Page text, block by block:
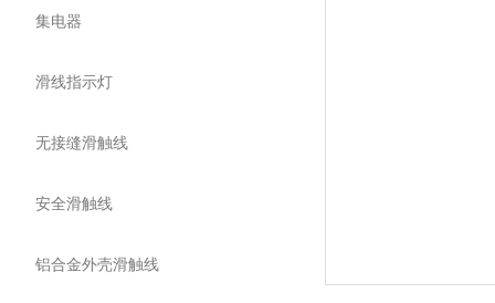
集电器
滑线指示灯
无接缝滑触线
安全滑触线
铝合金外壳滑触线